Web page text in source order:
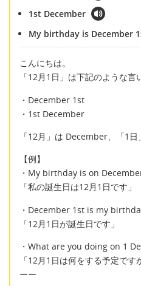
1st December
My birthday is December
こんにちは。
「12月1日」は下記のような言
・December 1st
・1st December
「12月」は December、「1
【例】
・My birthday is on
「私の誕生日は12月1日です」
・December 1st is my
「12月1日が誕生日です」
・What are you doing on 1
「12月1日は何をする予定です
ーー